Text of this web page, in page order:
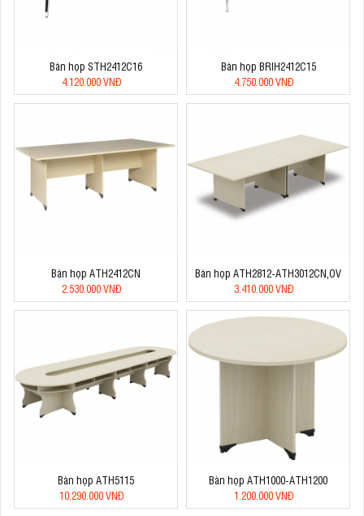
Bàn họp STH2412C16
4.120.000 VNĐ
Bàn họp BRIH2412C15
4.750.000 VNĐ
Bàn họp ATH2412CN
2.530.000 VNĐ
Bàn họp ATH2812-ATH3012CN,OV
3.410.000 VNĐ
Bàn họp ATH5115
10.290.000 VNĐ
Bàn họp ATH1000-ATH1200
1.200.000 VNĐ